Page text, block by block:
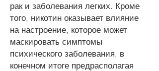
рак и заболевания легких. Кроме
того, никотин оказывает влияние
на настроение, которое может
маскировать симптомы
психического заболевания, в
конечном итоге предрасполагая